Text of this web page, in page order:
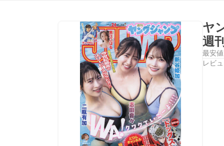
ヤ
週
最安値
レビ